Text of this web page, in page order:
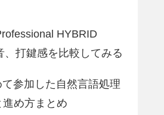
HYBRID
、打鍵感を比較してみる
て参加した自然言語処理
め方まとめ